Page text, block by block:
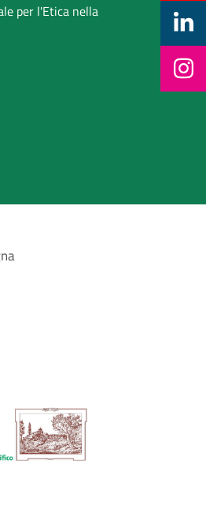
per l'Etica nella